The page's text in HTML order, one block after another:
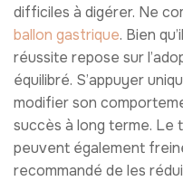
difficiles à digérer. Ne
ballon gastrique. Bien
réussite repose sur
équilibré. S’appuyer
modifier son
succès à long terme. Le
peuvent également
recommandé de les